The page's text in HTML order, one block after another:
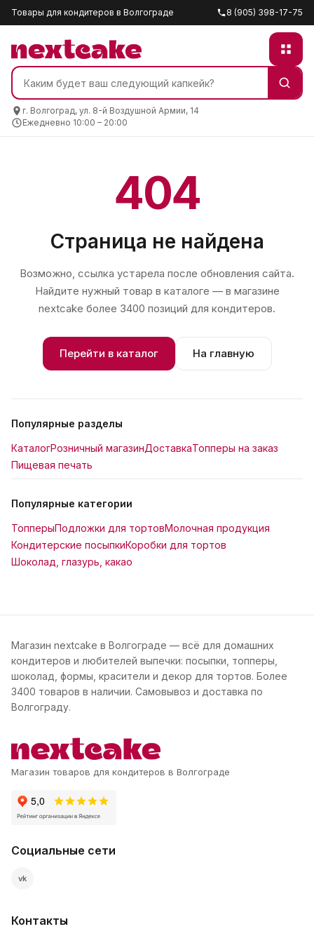
Товары для кондитеров в Волгограде 8 (905) 398-17-75
г. Волгоград, ул. 8-й Воздушной Армии, 14
Ежедневно 10:00 – 20:00
404
Страница не найдена
Возможно, ссылка устарела после обновления сайта.
Найдите нужный товар в каталоге — в магазине
nextcake более 3400 позиций для кондитеров.
Перейти в каталог На главную
Популярные разделы
КаталогРозничный магазинДоставкаТопперы на заказ
Пищевая печать
Популярные категории
ТопперыПодложки для тортовМолочная продукция
Кондитерские посыпкиКоробки для тортов
Шоколад, глазурь, какао
Магазин nextcake в Волгограде — всё для домашних
кондитеров и любителей выпечки: посыпки, топперы,
шоколад, формы, красители и декор для тортов. Более
3400 товаров в наличии. Самовывоз и доставка по
Волгограду.
Магазин товаров для кондитеров в Волгограде
Социальные сети
vk
Контакты